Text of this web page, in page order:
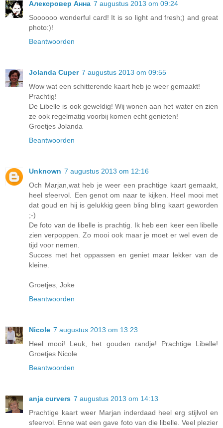
Алексровер Анна 7 augustus 2013 om 09:24
Soooooo wonderful card! It is so light and fresh;) and great
photo:)!
Beantwoorden
Jolanda Cuper 7 augustus 2013 om 09:55
Wow wat een schitterende kaart heb je weer gemaakt!
Prachtig!
De Libelle is ook geweldig! Wij wonen aan het water en zien
ze ook regelmatig voorbij komen echt genieten!
Groetjes Jolanda
Beantwoorden
Unknown 7 augustus 2013 om 12:16
Och Marjan,wat heb je weer een prachtige kaart gemaakt,
heel sfeervol. Een genot om naar te kijken. Heel mooi met
dat goud en hij is gelukkig geen bling bling kaart geworden
;-)
De foto van de libelle is prachtig. Ik heb een keer een libelle
zien verpoppen. Zo mooi ook maar je moet er wel even de
tijd voor nemen.
Succes met het oppassen en geniet maar lekker van de
kleine.
Groetjes, Joke
Beantwoorden
Nicole 7 augustus 2013 om 13:23
Heel mooi! Leuk, het gouden randje! Prachtige Libelle!
Groetjes Nicole
Beantwoorden
anja curvers 7 augustus 2013 om 14:13
Prachtige kaart weer Marjan inderdaad heel erg stijlvol en
sfeervol. Enne wat een gave foto van die libelle. Veel plezier